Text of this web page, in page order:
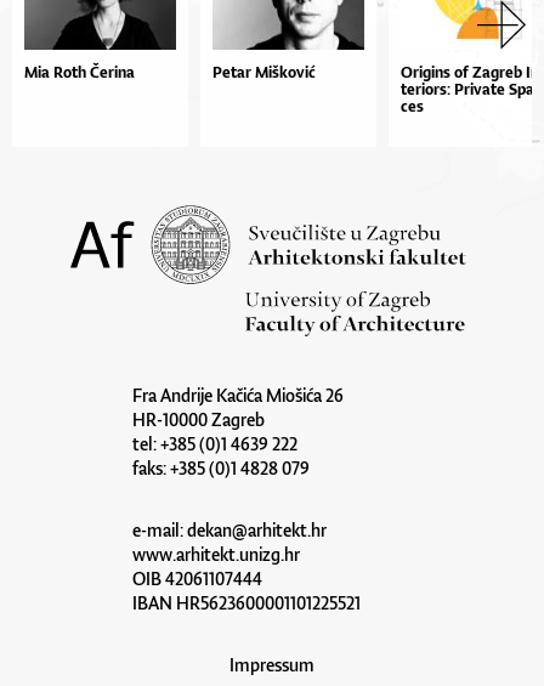
Mia Roth Čerina Petar Mišković
Ori­gi­ns of Za­greb In­
te­ri­or­s: Pri­va­te Spa­
ces
Fra Andrije Kačića Miošića 26
HR-10000 Zagreb
tel: +385 (0)1 4639 222
faks: +385 (0)1 4828 079
e-mail:dekan@arhitekt.hr
www.arhitekt.unizg.hr
OIB 42061107444
IBAN HR5623600001101225521
Impressum